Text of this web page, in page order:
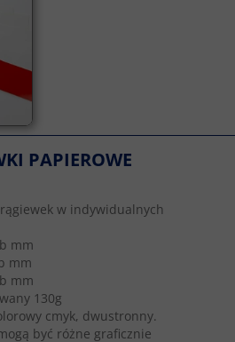
w indywidualnych
mm
mm
mm
130g
cmyk, dwustronny.
być różne graficznie
PAPIEROWE